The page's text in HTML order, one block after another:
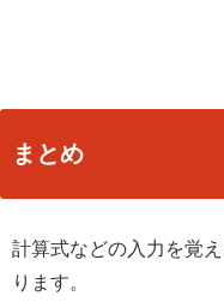
まとめ
計算式などの入力を覚
ります。